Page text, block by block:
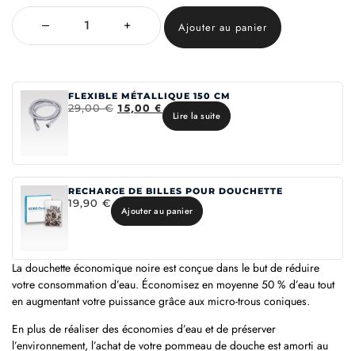
La douchette économique noire est conçue dans le but de réduire
votre consommation d’eau. Économisez en moyenne 50 % d’eau tout
en augmentant votre puissance grâce aux micro-trous coniques.
En plus de réaliser des économies d’eau et de préserver
l’environnement, l’achat de votre pommeau de douche est amorti au
– + Ajouter au panier
FLEXIBLE MÉTALLIQUE 150 CM
29,00€ 15,00 € Lire la suite
RECHARGE DE BILLES POUR DOUCHETTE
19,90 €
Ajouter au panier